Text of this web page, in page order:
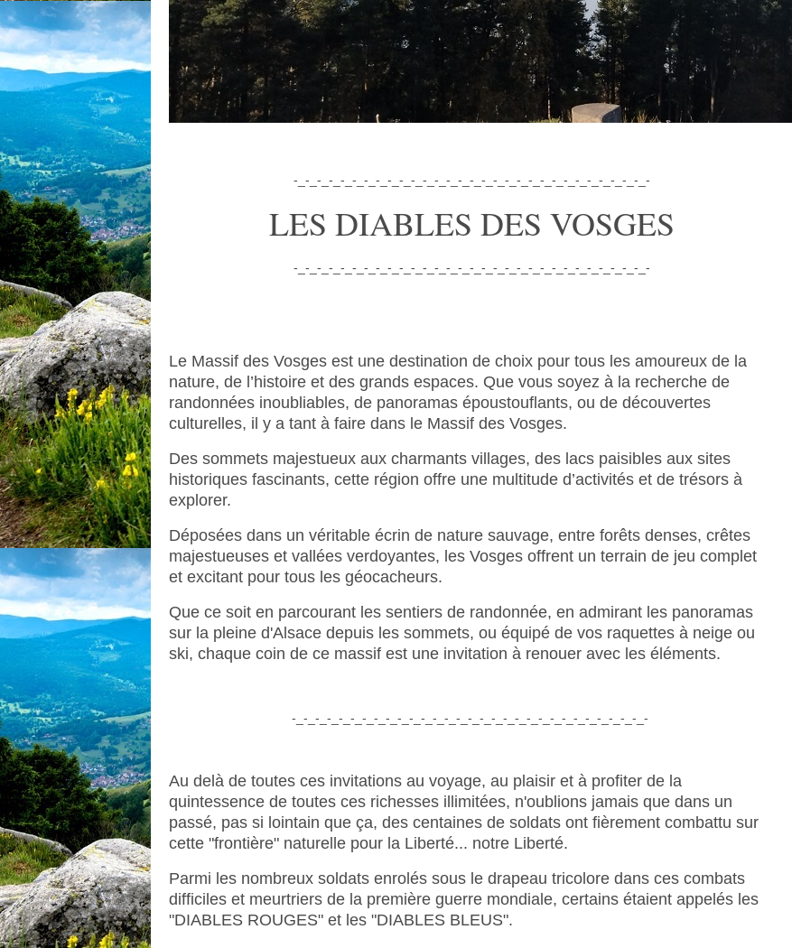
-_-_-_-_-_-_-_-_-_-_-_-_-_-_-_-_-_-_-_-_-_-_-_-_-_-_-_-_-_-_-
LES DIABLES DES VOSGES
-_-_-_-_-_-_-_-_-_-_-_-_-_-_-_-_-_-_-_-_-_-_-_-_-_-_-_-_-_-_-
Le Massif des Vosges est une destination de choix pour tous les amoureux de la
nature, de l’histoire et des grands espaces. Que vous soyez à la recherche de
randonnées inoubliables, de panoramas époustouflants, ou de découvertes
culturelles, il y a tant à faire dans le Massif des Vosges.
Des sommets majestueux aux charmants villages, des lacs paisibles aux sites
historiques fascinants, cette région offre une multitude d’activités et de trésors à
explorer.
Déposées dans un véritable écrin de nature sauvage, entre forêts denses, crêtes
majestueuses et vallées verdoyantes, les Vosges offrent un terrain de jeu complet
et excitant pour tous les géocacheurs.
Que ce soit en parcourant les sentiers de randonnée, en admirant les panoramas
sur la pleine d'Alsace depuis les sommets, ou équipé de vos raquettes à neige ou
ski, chaque coin de ce massif est une invitation à renouer avec les éléments.
-_-_-_-_-_-_-_-_-_-_-_-_-_-_-_-_-_-_-_-_-_-_-_-_-_-_-_-_-_-_-
Au delà de toutes ces invitations au voyage, au plaisir et à profiter de la
quintessence de toutes ces richesses illimitées, n'oublions jamais que dans un
passé, pas si lointain que ça, des centaines de soldats ont fièrement combattu sur
cette "frontière" naturelle pour la Liberté... notre Liberté.
Parmi les nombreux soldats enrolés sous le drapeau tricolore dans ces combats
difficiles et meurtriers de la première guerre mondiale, certains étaient appelés les
"DIABLES ROUGES" et les "DIABLES BLEUS".